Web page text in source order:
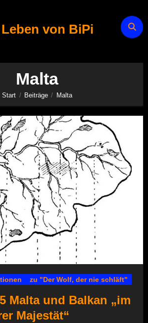
von BiPi
Malta
Start Beiträge Malta
zu "Der Wolf, der nie schläft"
Malta und Balkan „im
Majestät“